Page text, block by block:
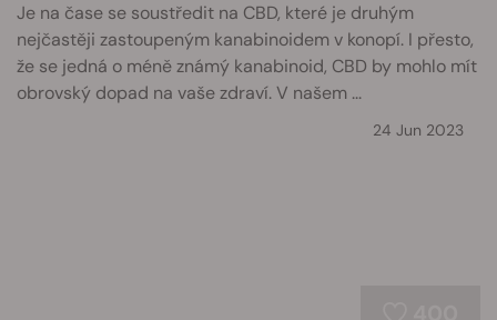
Je na čase se soustředit na CBD, které je druhým
nejčastěji zastoupeným kanabinoidem v konopí. I přesto,
že se jedná o méně známý kanabinoid, CBD by mohlo mít
obrovský dopad na vaše zdraví. V našem ...
24 Jun 2023